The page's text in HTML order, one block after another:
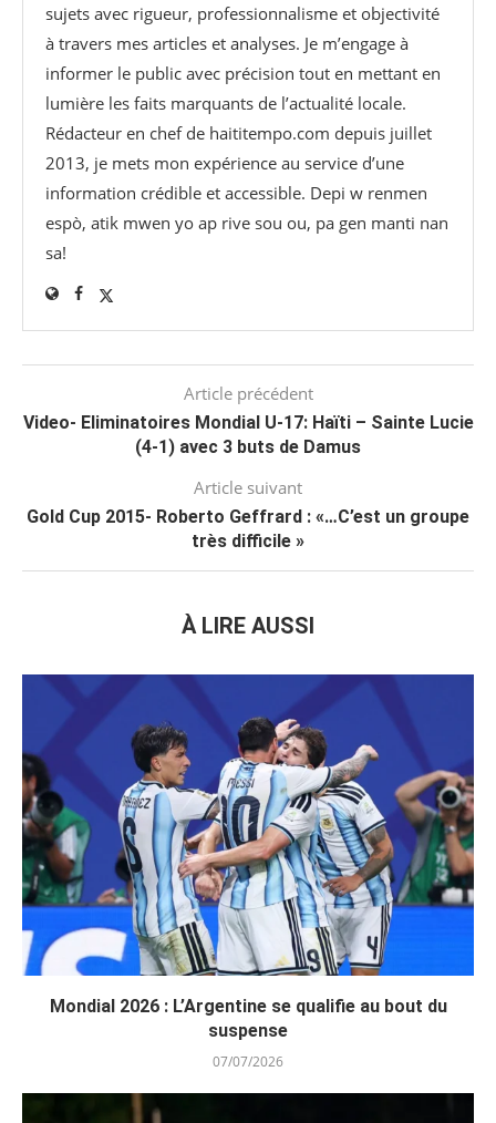
sujets avec rigueur, professionnalisme et objectivité
à travers mes articles et analyses. Je m’engage à
informer le public avec précision tout en mettant en
lumière les faits marquants de l’actualité locale.
Rédacteur en chef de haititempo.com⁠ depuis juillet
2013, je mets mon expérience au service d’une
information crédible et accessible. Depi w renmen
espò, atik mwen yo ap rive sou ou, pa gen manti nan
sa!
Article précédent
Video- Eliminatoires Mondial U-17: Haïti – Sainte Lucie
(4-1) avec 3 buts de Damus
Article suivant
Gold Cup 2015- Roberto Geffrard : «…C’est un groupe
très difficile »
À LIRE AUSSI
Mondial 2026 : L’Argentine se qualifie au bout du
suspense
07/07/2026